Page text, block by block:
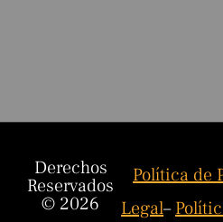
Derechos
Reservados
© 2026
Política de
Legal–